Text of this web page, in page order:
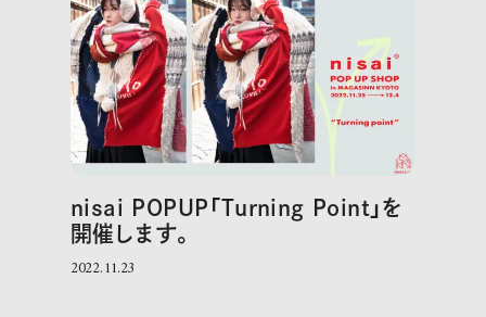
nisai POPUP「Turning Point」を
開催します。
2022.11.23